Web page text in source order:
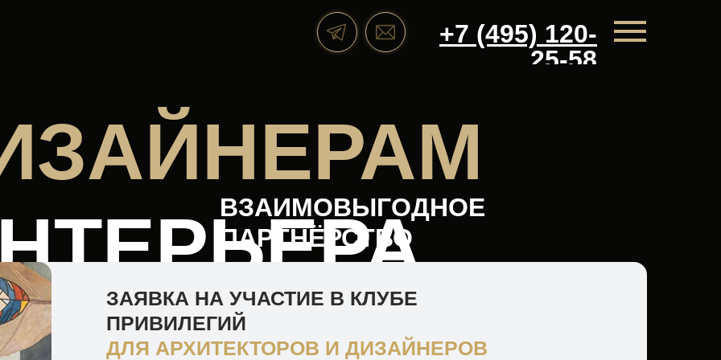
+7 (495) 120-
25-58
ВЗАИМОВЫГОДНОЕ
ПАРТНЁРСТВО
ЗАЯВКА НА УЧАСТИЕ В КЛУБЕ
ПРИВИЛЕГИЙ
ДЛЯ АРХИТЕКТОРОВ И ДИЗАЙНЕРОВ